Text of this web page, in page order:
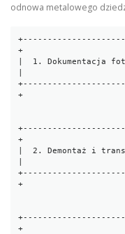
odnowa metalowego
+
|  1. Dokumentacja
+
+
|  2. Demontaż i
+
+